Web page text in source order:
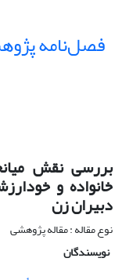
فصل‌نامه
بررسی نقش
خانواده و
دبیران زن
نوع مقاله : مقاله پژوهشی
نویسندگان